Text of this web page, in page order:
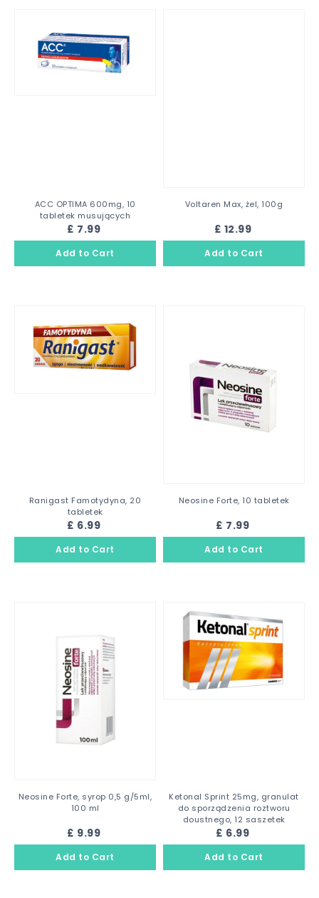
ACC OPTIMA 600mg, 10
tabletek musujących
£ 7.99
Voltaren Max, żel, 100g
£ 12.99
Ranigast Famotydyna, 20
tabletek
£ 6.99
Neosine Forte, 10 tabletek
£ 7.99
Neosine Forte, syrop 0,5 g/5ml,
100 ml
£ 9.99
Ketonal Sprint 25mg, granulat
do sporządzenia roztworu
doustnego, 12 saszetek
£ 6.99